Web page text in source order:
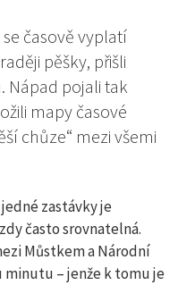
časově vyplatí
pěšky, přišli
Nápad pojali tak
mapy časové
chůze“ mezi všemi
zastávky je
často srovnatelná.
Můstkem a Národní
– jenže k tomu je